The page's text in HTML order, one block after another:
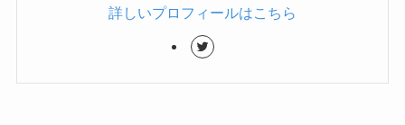
詳しいプロフィールはこちら